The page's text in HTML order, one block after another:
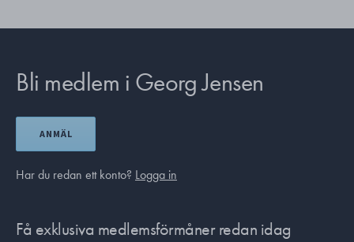
Bli medlem i Georg Jensen
ANMÄL
Har du redan ett konto? Logga in
Få exklusiva medlemsförmåner redan idag